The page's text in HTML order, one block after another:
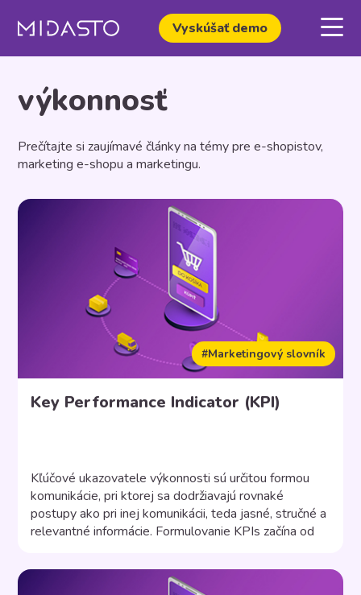
Vyskúšať demo
výkonnosť
Prečítajte si zaujímavé články na témy pre e-shopistov,
marketing e-shopu a marketingu.
#Marketingový slovník
Key Performance Indicator (KPI)
Kľúčové ukazovatele výkonnosti sú určitou formou
komunikácie, pri ktorej sa dodržiavajú rovnaké
postupy ako pri inej komunikácii, teda jasné, stručné a
relevantné informácie. Formulovanie KPIs začína od
podniku a ako ich chce dosiahnuť. Ide o proces, kedy
sa vyžaduje spätná väzba od analytikov, vedúcich